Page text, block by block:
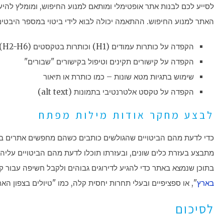
לסייע לכם לבנות אתר אופטימלי ומותאם למנוע החיפוש, ומומלץ
האתר למנוע החיפוש. ההתאמה יכולה לבוא לידי ביטוי במספר
הקפדה על כותרות עמודים (H1) וכותרות בטקסטים (H2-H6)
הקפדה על קישורים תקינים וטיפול בקישורים "שבורים"
שימוש בתגיות מטא שונות – כמו כותרת או תיאור
הקפדה על טקסט אלטרנטיבי בתמונות (alt text)
לבצע מחקר אודות מילות מפתח
כדי לדעת מהם הביטויים שהגולשים כותבים כשהם מחפשים
מתבצע בעזרת כלים שונים, ובעזרתו תוכלו לדעת מהם הביטויים
בתוכן שנמצא באתר כדי להגיע לדירוגים גבוהים ולקבל חשיפה עבור
בארץ", או ספציפיים ובעלי תחרות יחסית קלה, כמו "טיולים בצפון
לסיכום